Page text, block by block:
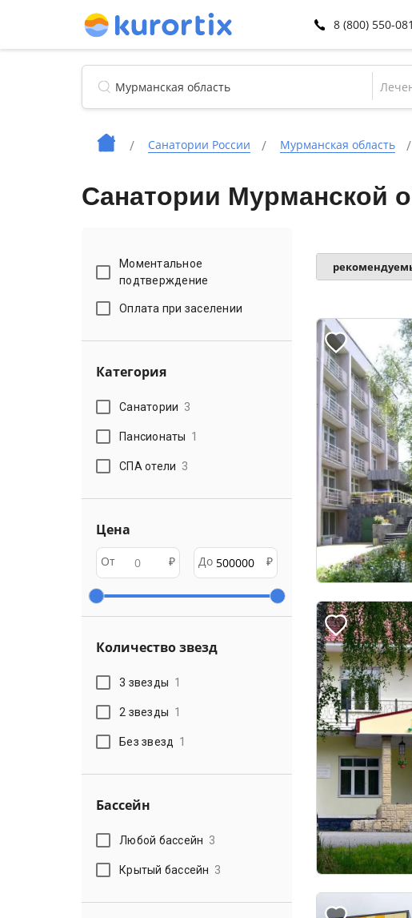
8 (800) 550-
Санатории России Мурманская область
Санатории Мурманской
Моментальное
подтверждение
Оплата при заселении
Категория
Санатории 3
Пансионаты 1
СПА отели 3
Цена
От ₽ До ₽
Количество звезд
3 звезды 1
2 звезды 1
Без звезд 1
Бассейн
Любой бассейн 3
Крытый бассейн 3